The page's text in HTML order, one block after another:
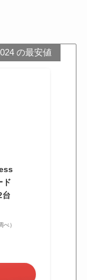
の最安値
ド
台
）